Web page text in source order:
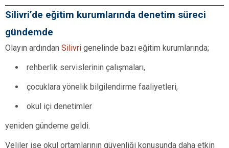
Silivri’de eğitim kurumlarında denetim süreci
gündemde
Olayın ardından Silivri genelinde bazı eğitim kurumlarında;
rehberlik servislerinin çalışmaları,
çocuklara yönelik bilgilendirme faaliyetleri,
okul içi denetimler
yeniden gündeme geldi.
Veliler ise okul ortamlarının güvenliği konusunda daha etkin